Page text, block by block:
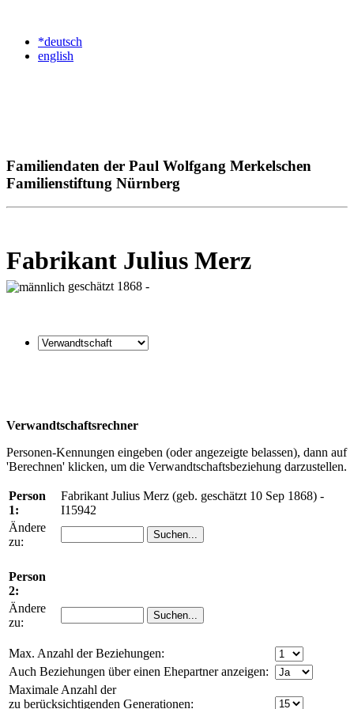
*deutsch
english
Familiendaten der Paul Wolfgang Merkelschen
Familienstiftung Nürnberg
Fabrikant Julius Merz
geschätzt 1868 -
Verwandtschaftsrechner
Personen-Kennungen eingeben (oder angezeigte belassen), dann auf
'Berechnen' klicken, um die Verwandtschaftsbeziehung darzustellen.
Person
1:
Fabrikant Julius Merz (geb. geschätzt 10 Sep 1868) -
I15942
Ändere
zu:
Person
2:
Ändere
zu:
Max. Anzahl der Beziehungen:
Auch Beziehungen über einen Ehepartner anzeigen:
Maximale Anzahl der
zu berücksichtigenden Generationen: